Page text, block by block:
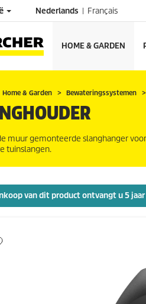
Nederlands Français
HOME & GARDEN
Home & Garden Bewateringssystemen
muur gemonteerde slanghanger
tuinslangen.
van dit product ontvangt u 5